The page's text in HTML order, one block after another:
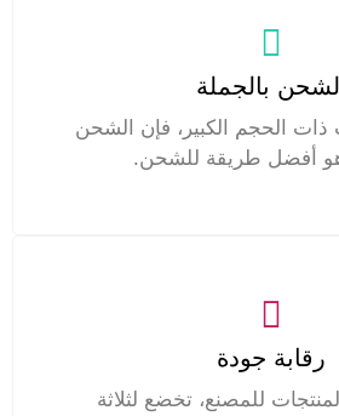
الشحن بالجملة
ذات الحجم الكبير، فإن الشحن
هو أفضل طريقة للشحن.
رقابة جودة
للمصنع، تخضع لثلاثة